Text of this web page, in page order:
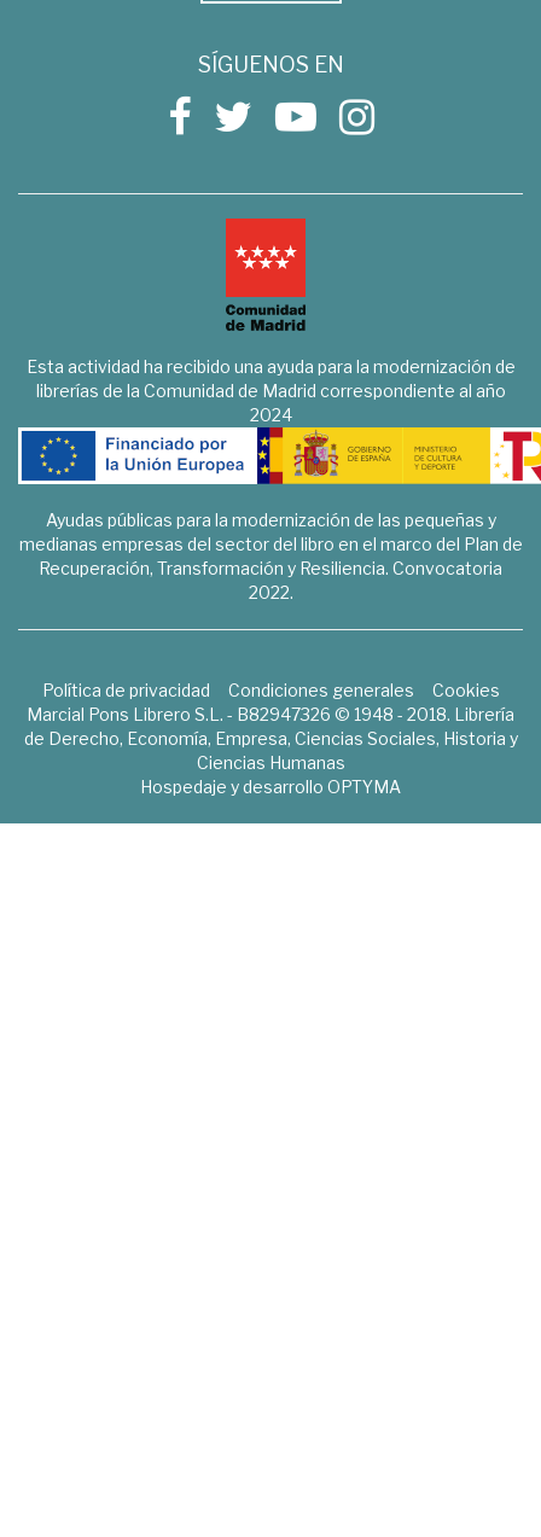
SÍGUENOS EN
Esta actividad ha recibido una ayuda para la modernización de
librerías de la Comunidad de Madrid correspondiente al año
2024
Ayudas públicas para la modernización de las pequeñas y
medianas empresas del sector del libro en el marco del Plan de
Recuperación, Transformación y Resiliencia. Convocatoria
2022.
Política de privacidad Condiciones generales
Cookies
Marcial Pons Librero S.L. - B82947326 © 1948 - 2018. Librería
de Derecho, Economía, Empresa, Ciencias Sociales, Historia y
Ciencias Humanas
Hospedaje y desarrollo OPTYMA